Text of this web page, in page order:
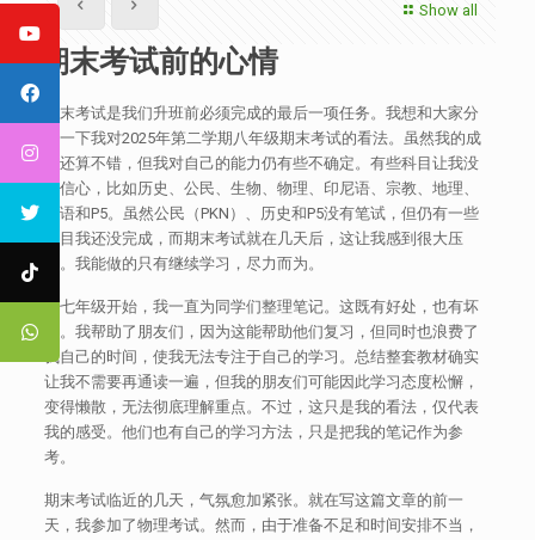
Show all
期末考试前的心情
期末考试是我们升班前必须完成的最后一项任务。我想和大家分
享一下我对2025年第二学期八年级期末考试的看法。虽然我的成
绩还算不错，但我对自己的能力仍有些不确定。有些科目让我没
有信心，比如历史、公民、生物、物理、印尼语、宗教、地理、
英语和P5。虽然公民（PKN）、历史和P5没有笔试，但仍有一些
项目我还没完成，而期末考试就在几天后，这让我感到很大压
力。我能做的只有继续学习，尽力而为。
从七年级开始，我一直为同学们整理笔记。这既有好处，也有坏
处。我帮助了朋友们，因为这能帮助他们复习，但同时也浪费了
我自己的时间，使我无法专注于自己的学习。总结整套教材确实
让我不需要再通读一遍，但我的朋友们可能因此学习态度松懈，
变得懒散，无法彻底理解重点。不过，这只是我的看法，仅代表
我的感受。他们也有自己的学习方法，只是把我的笔记作为参
考。
期末考试临近的几天，气氛愈加紧张。就在写这篇文章的前一
天，我参加了物理考试。然而，由于准备不足和时间安排不当，